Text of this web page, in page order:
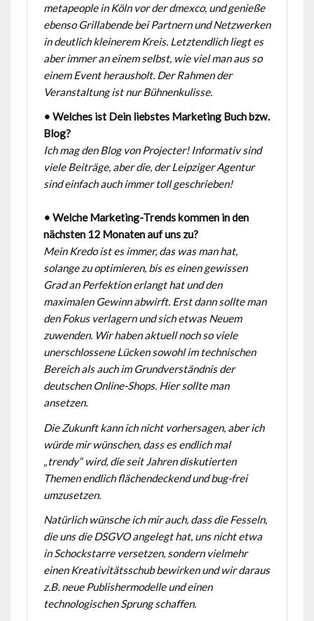
metapeople in Köln vor der dmexco, und genieße
ebenso Grillabende bei Partnern und Netzwerken
in deutlich kleinerem Kreis. Letztendlich liegt es
aber immer an einem selbst, wie viel man aus so
einem Event herausholt. Der Rahmen der
Veranstaltung ist nur Bühnenkulisse.
• Welches ist Dein liebstes Marketing Buch bzw.
Blog?
Ich mag den Blog von Projecter! Informativ sind
viele Beiträge, aber die, der Leipziger Agentur
sind einfach auch immer toll geschrieben!
• Welche Marketing-Trends kommen in den
nächsten 12 Monaten auf uns zu?
Mein Kredo ist es immer, das was man hat,
solange zu optimieren, bis es einen gewissen
Grad an Perfektion erlangt hat und den
maximalen Gewinn abwirft. Erst dann sollte man
den Fokus verlagern und sich etwas Neuem
zuwenden. Wir haben aktuell noch so viele
unerschlossene Lücken sowohl im technischen
Bereich als auch im Grundverständnis der
deutschen Online-Shops. Hier sollte man
ansetzen.
Die Zukunft kann ich nicht vorhersagen, aber ich
würde mir wünschen, dass es endlich mal
„trendy“ wird, die seit Jahren diskutierten
Themen endlich flächendeckend und bug-frei
umzusetzen.
Natürlich wünsche ich mir auch, dass die Fesseln,
die uns die DSGVO angelegt hat, uns nicht etwa
in Schockstarre versetzen, sondern vielmehr
einen Kreativitätsschub bewirken und wir daraus
z.B. neue Publishermodelle und einen
technologischen Sprung schaffen.